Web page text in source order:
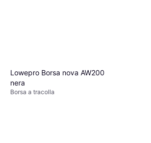
Lowepro Borsa nova AW200
nera
Borsa a tracolla